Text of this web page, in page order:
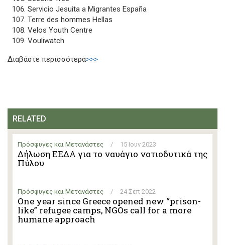
Servicio Jesuita a Migrantes España
Terre des hommes Hellas
Velos Youth Centre
Vouliwatch
Διαβάστε περισσότερα>>>
RELATED
Πρόσφυγες και Μετανάστες / 15 Ιουν 2023
Δήλωση ΕΕΔΑ για το ναυάγιο νοτιοδυτικά της
Πύλου
Πρόσφυγες και Μετανάστες / 24 Σεπ 2022
One year since Greece opened new “prison-
like” refugee camps, NGOs call for a more
humane approach